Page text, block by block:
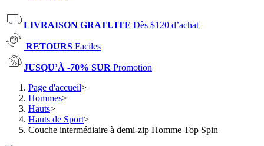
LIVRAISON GRATUITE Dès $120 d’achat
RETOURS Faciles
JUSQU’À -70% SUR Promotion
Page d'accueil>
Hommes>
Hauts>
Hauts de Sport>
Couche intermédiaire à demi-zip Homme Top Spin